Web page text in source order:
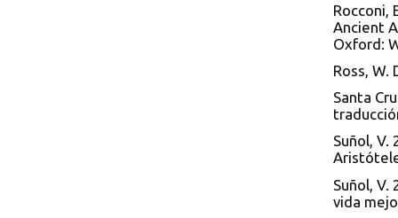
Rocconi,
Ancient
Oxford:
Ross, W.
Santa
Suñol,
Suñol, V.
vida